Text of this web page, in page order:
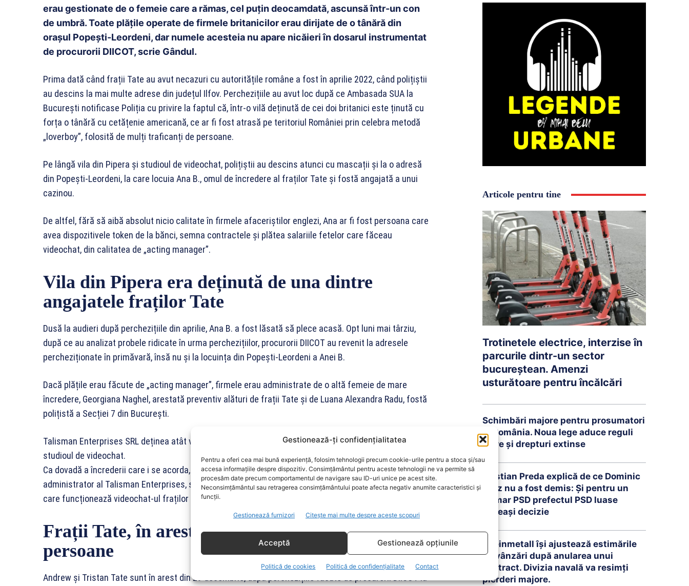
Gestionează-ți confidențialitatea
Pentru a oferi cea mai bună experiență, folosim tehnologii precum cookie-urile pentru a stoca și/sau
accesa informațiile despre dispozitiv. Consimțământul pentru aceste tehnologii ne va permite să
procesăm date precum comportamentul de navigare sau ID-uri unice pe acest site.
Neconsimțământul sau retragerea consimțământului poate afecta negativ anumite caracteristici și
funcții.
Gestionează furnizori Citește mai multe despre aceste scopuri
Acceptă Gestionează opțiunile
Politică de cookies Politică de confidențialitate Contact
erau gestionate de o femeie care a rămas, cel puțin deocamdată, ascunsă într-un con
de umbră. Toate plățile operate de firmele britanicilor erau dirijate de o tânără din
orașul Popești-Leordeni, dar numele acesteia nu apare nicăieri în dosarul instrumentat
de procurorii DIICOT, scrie Gândul.
Prima dată când frații Tate au avut necazuri cu autoritățile române a fost în aprilie 2022, când polițiștii
au descins la mai multe adrese din județul Ilfov. Perchezițiile au avut loc după ce Ambasada SUA la
București notificase Poliția cu privire la faptul că, într-o vilă deținută de cei doi britanici este ținută cu
forța o tânără cu cetățenie americană, ce ar fi fost atrasă pe teritoriul României prin celebra metodă
„loverboy”, folosită de mulți traficanți de persoane.
Pe lângă vila din Pipera și studioul de videochat, polițiștii au descins atunci cu mascații și la o adresă
din Popești-Leordeni, la care locuia Ana B., omul de încredere al fraților Tate și fostă angajată a unui
cazinou.
De altfel, fără să aibă absolut nicio calitate în firmele afaceriștilor englezi, Ana ar fi fost persoana care
avea dispozitivele token de la bănci, semna contractele și plătea salariile fetelor care făceau
videochat, din calitatea de „acting manager”.
Vila din Pipera era deținută de una dintre
angajatele fraților Tate
Dusă la audieri după perchezițiile din aprilie, Ana B. a fost lăsată să plece acasă. Opt luni mai târziu,
după ce au analizat probele ridicate în urma perchezițiilor, procurorii DIICOT au revenit la adresele
percheziționate în primăvară, însă nu și la locuința din Popești-Leordeni a Anei B.
Dacă plățile erau făcute de „acting manager”, firmele erau administrate de o altă femeie de mare
încredere, Georgiana Naghel, arestată preventiv alături de frații Tate și de Luana Alexandra Radu, fostă
polițistă a Secției 7 din București.
Talisman Enterprises SRL deținea atât vila din Pipera, cât și locația din Tunari unde era organizat
studioul de videochat.
Ca dovadă a încrederii care i se acorda, în 12 august 2022, Naghel a devenit unicul proprietar și
administrator al Talisman Enterprises, societate care deține atât vila, cât și construcția din Tunari în
care funcționează videochat-ul fraților Tate.
Frații Tate, în arest preventiv pentru trafic de
persoane
Andrew și Tristan Tate sunt în arest din 29 decembrie, după perchezițiile făcute de procurorii DIICOT la
Articole pentru tine
Trotinetele electrice, interzise în
parcurile dintr-un sector
bucureștean. Amenzi
usturătoare pentru încălcări
Schimbări majore pentru prosumatori
în România. Noua lege aduce reguli
clare și drepturi extinse
Cristian Preda explică de ce Dominic
Fritz nu a fost demis: Și pentru un
primar PSD prefectul PSD luase
aceeași decizie
Rheinmetall își ajustează estimările
de vânzări după anularea unui
contract. Divizia navală va resimți
pierderi majore.